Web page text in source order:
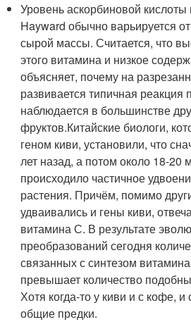
Уровень аскорбиновой кислоты
Hayward обычно варьируется
сырой массы. Считается, что
этого витамина и низкое
объясняет, почему на
развивается типичная реакция
наблюдается в большинстве
фруктов.Китайские биологи,
геном киви, установили, что
лет назад, а потом около 18-20
происходило частичное
растения. Причём, помимо
удваивались и гены киви,
витамина С. В результате
преобразований сегодня
связанных с синтезом
превышает количество
Хотя когда-то у киви и с кофе,
общие предки.